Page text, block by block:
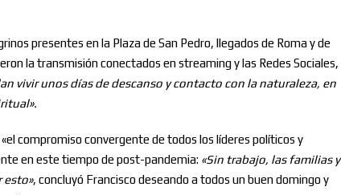
presentes en la Plaza de San Pedro, llegados de Roma y de
la transmisión conectados en streaming y las Redes Sociales,
vivir unos días de descanso y contacto con la naturaleza, en
compromiso convergente de todos los líderes políticos y
en este tiempo de post-pandemia: «Sin trabajo, las familias y
esto», concluyó Francisco deseando a todos un buen domingo y